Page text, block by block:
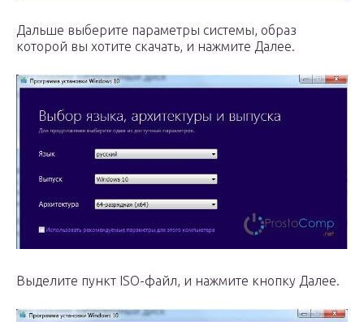
Дальше выберите параметры системы, образ
которой вы хотите скачать, и нажмите Далее.
Выделите пункт ISO-файл, и нажмите кнопку Далее.